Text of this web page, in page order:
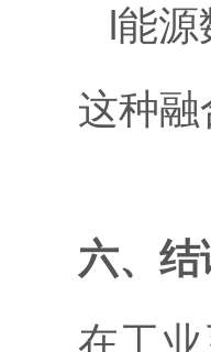
能源
这种融
六、结
在工